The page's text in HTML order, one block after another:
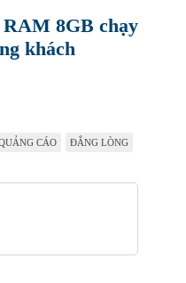
8GB chạy
khách
CÁO ĐẮNG LÒNG